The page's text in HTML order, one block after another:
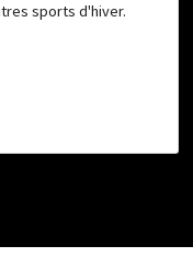
sports d'hiver.
qualité permet au
améliorant
contre le vent.
vers l'extérieur et
parfaites pour le ski,